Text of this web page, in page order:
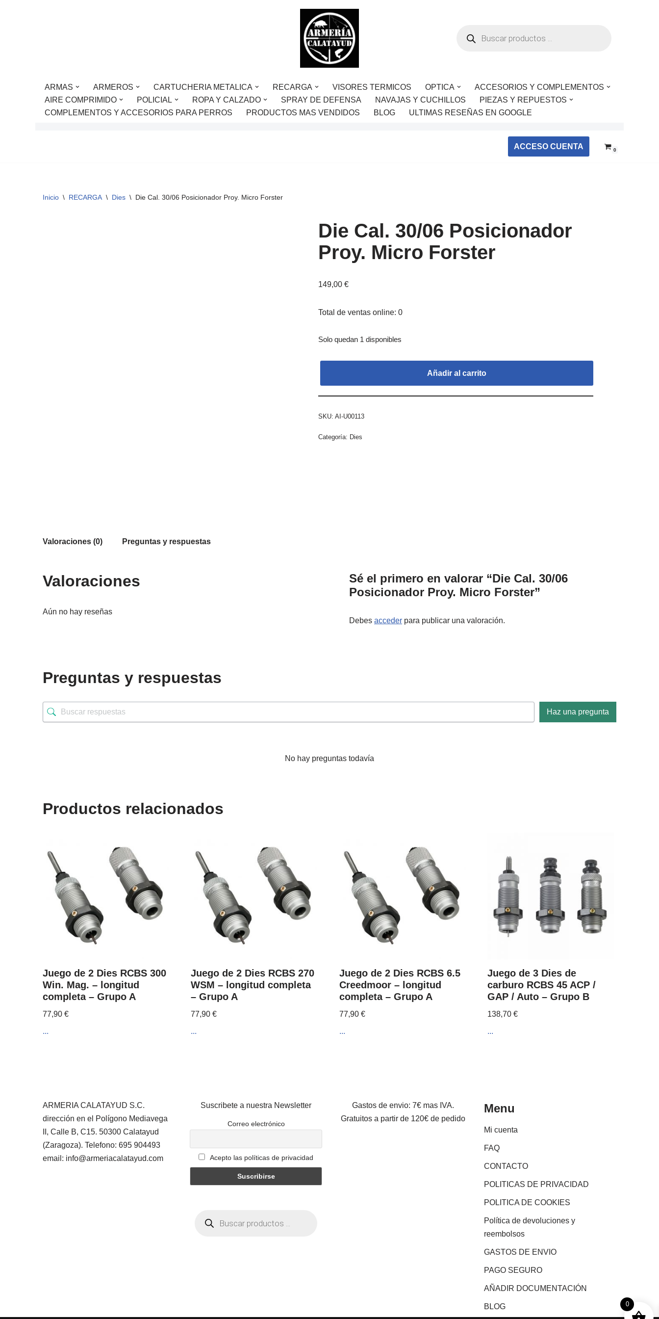
ARMAS ARMEROS CARTUCHERIA METALICA RECARGA VISORES TERMICOS OPTICA
ACCESORIOS Y COMPLEMENTOS
AIRE COMPRIMIDO
POLICIAL ROPA Y CALZADO SPRAY DE DEFENSA NAVAJAS Y CUCHILLOS
PIEZAS Y REPUESTOS
COMPLEMENTOS Y ACCESORIOS PARA PERROS
PRODUCTOS MAS VENDIDOS BLOG ULTIMAS RESEÑAS EN GOOGLE
ACCESO CUENTA 0
Inicio \ RECARGA \ Dies \ Die Cal. 30/06 Posicionador Proy. Micro Forster
Die Cal. 30/06 Posicionador
Proy. Micro Forster
149,00 €
Total de ventas online: 0
Solo quedan 1 disponibles
Añadir al carrito
SKU: AI-U00113
Categoría: Dies
Valoraciones (0) Preguntas y respuestas
Valoraciones
Aún no hay reseñas
Sé el primero en valorar “Die Cal. 30/06
Posicionador Proy. Micro Forster”
Debes acceder para publicar una valoración.
Preguntas y respuestas
Haz una pregunta
No hay preguntas todavía
Productos relacionados
Juego de 2 Dies RCBS 300
Win. Mag. – longitud
completa – Grupo A
77,90 €
...
Juego de 2 Dies RCBS 270
WSM – longitud completa
– Grupo A
77,90€
...
Juego de 2 Dies RCBS 6.5
Creedmoor – longitud
completa – Grupo A
77,90 €
...
Juego de 3 Dies de
carburo RCBS 45 ACP /
GAP / Auto – Grupo B
138,70€
...
ARMERIA CALATAYUD S.C.
dirección en el Polígono Mediavega
II, Calle B, C15. 50300 Calatayud
(Zaragoza). Telefono: 695 904493
email: info@armeriacalatayud.com
Suscribete a nuestra Newsletter
Correo electrónico
Acepto las políticas de privacidad
Gastos de envio: 7€ mas IVA.
Gratuitos a partir de 120€ de pedido
Menu
Mi cuenta
FAQ
CONTACTO
POLITICAS DE PRIVACIDAD
POLITICA DE COOKIES
Política de devoluciones y
reembolsos
GASTOS DE ENVIO
PAGO SEGURO
AÑADIR DOCUMENTACIÓN
BLOG 0